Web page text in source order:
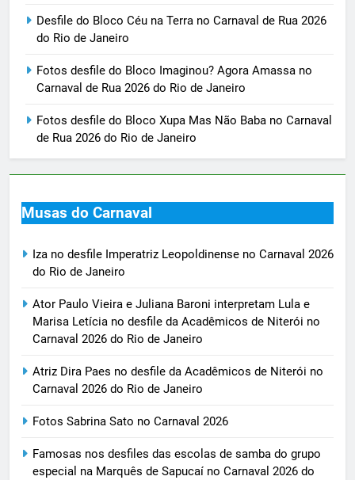
Desfile do Bloco Céu na Terra no Carnaval de Rua 2026
do Rio de Janeiro
Fotos desfile do Bloco Imaginou? Agora Amassa no
Carnaval de Rua 2026 do Rio de Janeiro
Fotos desfile do Bloco Xupa Mas Não Baba no Carnaval
de Rua 2026 do Rio de Janeiro
Musas do Carnaval
Iza no desfile Imperatriz Leopoldinense no Carnaval 2026
do Rio de Janeiro
Ator Paulo Vieira e Juliana Baroni interpretam Lula e
Marisa Letícia no desfile da Acadêmicos de Niterói no
Carnaval 2026 do Rio de Janeiro
Atriz Dira Paes no desfile da Acadêmicos de Niterói no
Carnaval 2026 do Rio de Janeiro
Fotos Sabrina Sato no Carnaval 2026
Famosas nos desfiles das escolas de samba do grupo
especial na Marquês de Sapucaí no Carnaval 2026 do